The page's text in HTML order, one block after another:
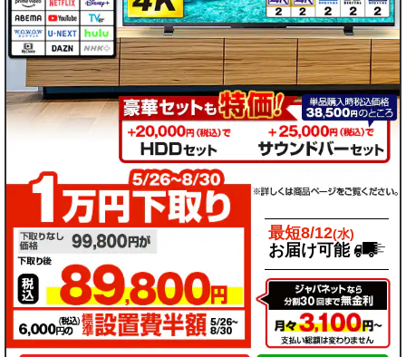
最短8/12(水)
お届け可能